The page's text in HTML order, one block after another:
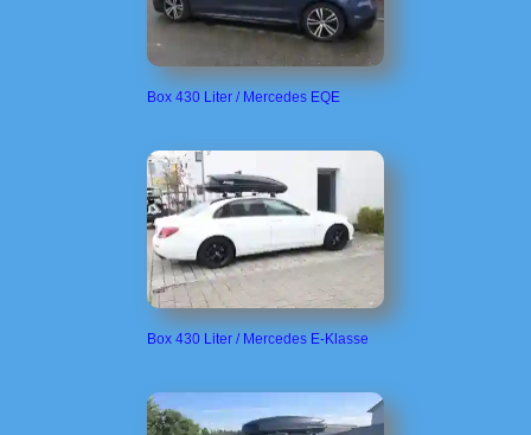
Box 430 Liter / Mercedes EQE
Box 430 Liter / Mercedes E-Klasse